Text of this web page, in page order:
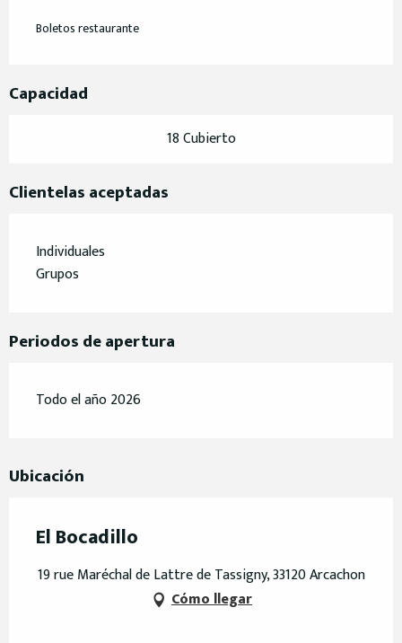
Boletos restaurante
Capacidad
18 Cubierto
Clientelas aceptadas
Individuales
Grupos
Periodos de apertura
Todo el año 2026
Ubicación
El Bocadillo
19 rue Maréchal de Lattre de Tassigny, 33120 Arcachon
Cómo llegar